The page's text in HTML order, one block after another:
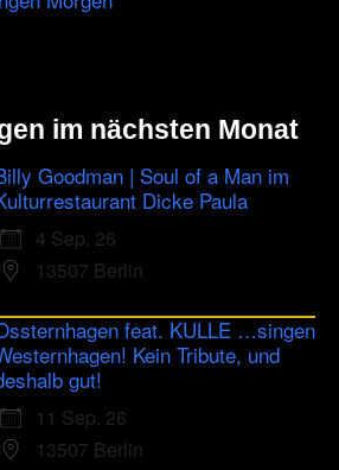
im nächsten Monat
Goodman | Soul of a Man im
Dicke Paula
4 Sep. 26
13507 Berlin
feat. KULLE …singen
Kein Tribute, und
gut!
11 Sep. 26
13507 Berlin